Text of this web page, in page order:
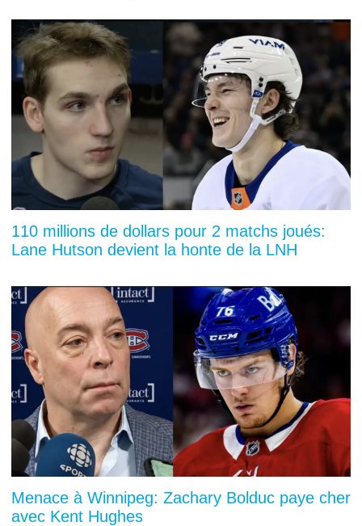
110 millions de dollars pour 2 matchs joués:
Lane Hutson devient la honte de la LNH
Menace à Winnipeg: Zachary Bolduc paye cher
avec Kent Hughes